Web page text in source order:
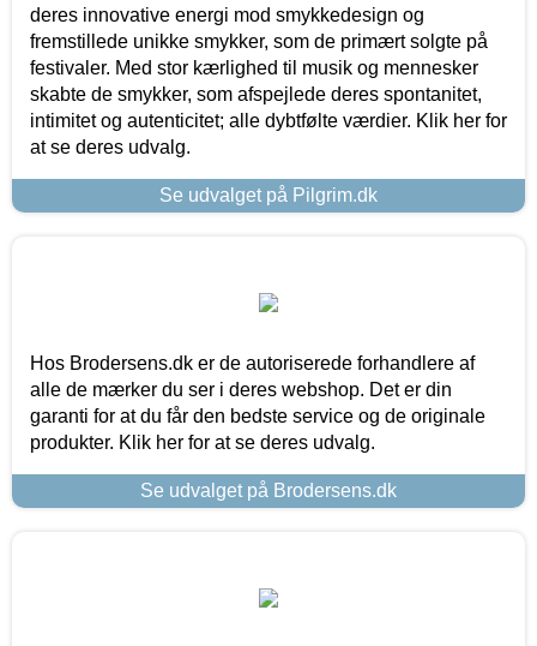
deres innovative energi mod smykkedesign og
fremstillede unikke smykker, som de primært solgte på
festivaler. Med stor kærlighed til musik og mennesker
skabte de smykker, som afspejlede deres spontanitet,
intimitet og autenticitet; alle dybtfølte værdier. Klik her for
at se deres udvalg.
Se udvalget på Pilgrim.dk
Hos Brodersens.dk er de autoriserede forhandlere af
alle de mærker du ser i deres webshop. Det er din
garanti for at du får den bedste service og de originale
produkter. Klik her for at se deres udvalg.
Se udvalget på Brodersens.dk